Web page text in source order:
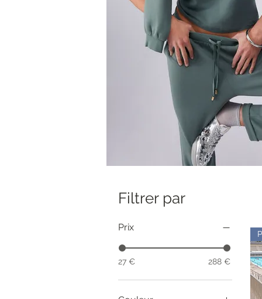
Filtrer par
Prix
27 € 288 €